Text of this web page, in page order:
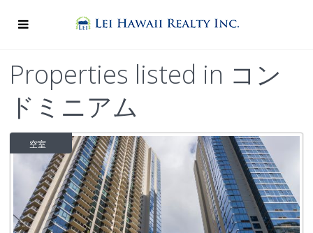
Properties listed in コン
ドミニアム
空室